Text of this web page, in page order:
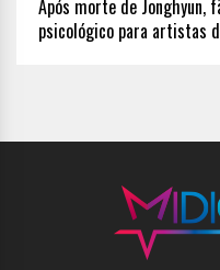
Após morte de Jonghyun,
psicológico para artistas